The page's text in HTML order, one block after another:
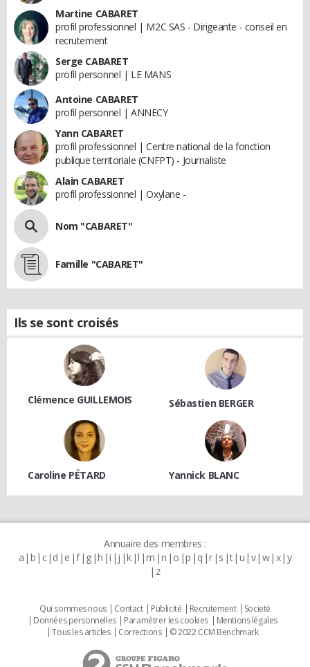
Martine CABARET
profil professionnel | M2C SAS - Dirigeante - conseil en
recrutement
Serge CABARET
profil personnel | LE MANS
Antoine CABARET
profil personnel | ANNECY
Yann CABARET
profil professionnel | Centre national de la fonction
publique territoriale (CNFPT) - Journaliste
Alain CABARET
profil professionnel | Oxylane -
Nom "CABARET"
Famille "CABARET"
Ils se sont croisés
Clémence GUILLEMOIS Sébastien BERGER
Caroline PÉTARD Yannick BLANC
Annuaire des membres :
a b c d e f g h i j k l m n o p q r s t u v w x y
z
Qui sommes nous Contact Publicité Recrutement
Societé
Données personnelles
Paramétrer les cookies
Mentions légales
Tous les articles
Corrections © 2022 CCM Benchmark